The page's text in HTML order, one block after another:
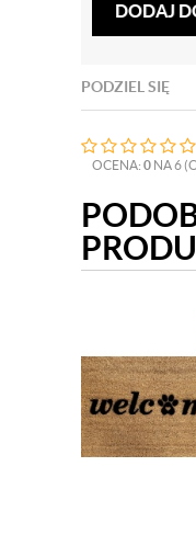
DODAJ
PODZIEL SIĘ
OCENA: 0 NA 6